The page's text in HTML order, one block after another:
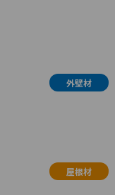
外壁材
屋根材